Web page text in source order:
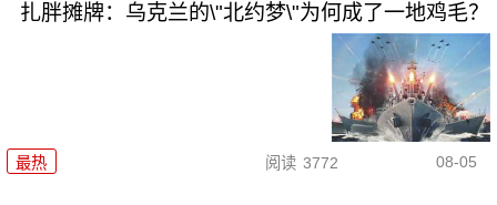
扎胖摊牌：乌克兰的\"北约梦\"为何成了一地鸡毛？
最热 阅读 3772 08-05